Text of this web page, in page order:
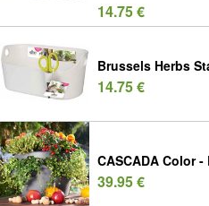
14.75 €
Brussels Herbs
14.75 €
CASCADA Color -
39.95 €